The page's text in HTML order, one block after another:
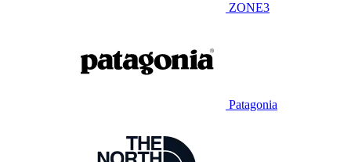
ZONE3
Patagonia